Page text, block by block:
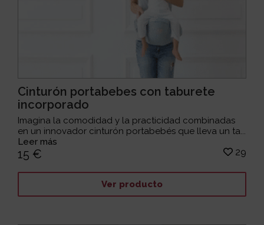
Cinturón portabebes con taburete
incorporado
Imagina la comodidad y la practicidad combinadas
en un innovador cinturón portabebés que lleva un ta...
Leer más
15 € 29
Ver producto